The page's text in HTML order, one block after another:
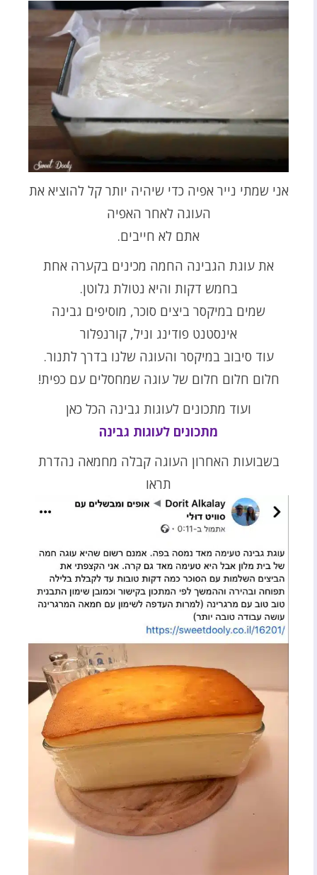
אני שמתי נייר אפיה כדי שיהיה יותר קל להוציא את
העוגה לאחר האפיה
אתם לא חייבים.
את עוגת הגבינה החמה מכינים בקערה אחת
בחמש דקות והיא נטולת גלוטן.
שמים במיקסר ביצים סוכר, מוסיפים גבינה
אינסטנט פודינג וניל, קורנפלור
עוד סיבוב במיקסר והעוגה שלנו בדרך לתנור.
חלום חלום חלום של עוגה שמחסלים עם כפית!
ועוד מתכונים לעוגות גבינה הכל כאן
מתכונים לעוגות גבינה
בשבועות האחרון העוגה קבלה מחמאה נהדרת
תראו